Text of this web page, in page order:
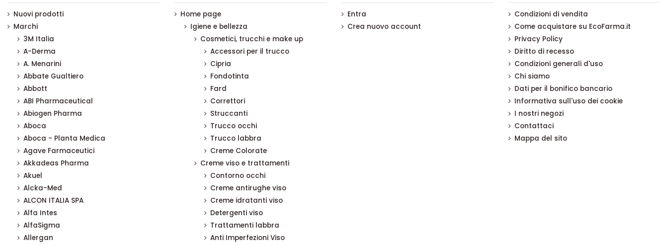
Nuovi prodotti
Marchi
3M Italia
A-Derma
A. Menarini
Abbate Gualtiero
Abbott
ABI Pharmaceutical
Abiogen Pharma
Aboca
Aboca - Planta Medica
Agave Farmaceutici
Akkadeas Pharma
Akuel
Alcka-Med
ALCON ITALIA SPA
Alfa Intes
AlfaSigma
Allergan
Home page
Igiene e bellezza
Cosmetici, trucchi e make up
Accessori per il trucco
Cipria
Fondotinta
Fard
Correttori
Struccanti
Trucco occhi
Trucco labbra
Creme Colorate
Creme viso e trattamenti
Contorno occhi
Creme antirughe viso
Creme idratanti viso
Detergenti viso
Trattamenti labbra
Anti Imperfezioni Viso
Entra
Crea nuovo account
Condizioni di vendita
Come acquistare su EcoFarma.it
Privacy Policy
Diritto di recesso
Condizioni generali d'uso
Chi siamo
Dati per il bonifico bancario
Informativa sull'uso dei cookie
I nostri negozi
Contattaci
Mappa del sito